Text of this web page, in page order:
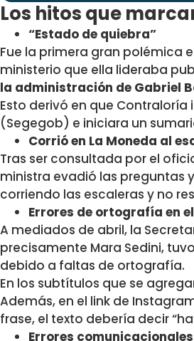
Los hitos que
“Estado de quiebra”
Fue la primera gran polémica
ministerio que ella lideraba
la administración de Gabriel
Esto derivó en que Contraloría
(Segegob) e iniciara un
Corrió en La Moneda al
Tras ser consultada por el
ministra evadió las preguntas
corriendo las escaleras y no
Errores de ortografía en
A mediados de abril, la
precisamente Mara Sedini,
debido a faltas de ortografía.
En los subtítulos que se
Además, en el link de
frase, el texto debería decir
Errores